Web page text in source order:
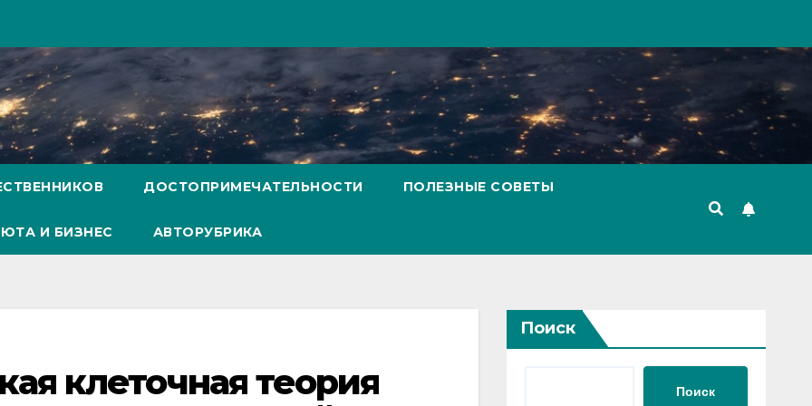
ДОСТОПРИМЕЧАТЕЛЬНОСТИ ПОЛЕЗНЫЕ СОВЕТЫ
И БИЗНЕС АВТОРУБРИКА
клеточная теория
Поиск
Поиск